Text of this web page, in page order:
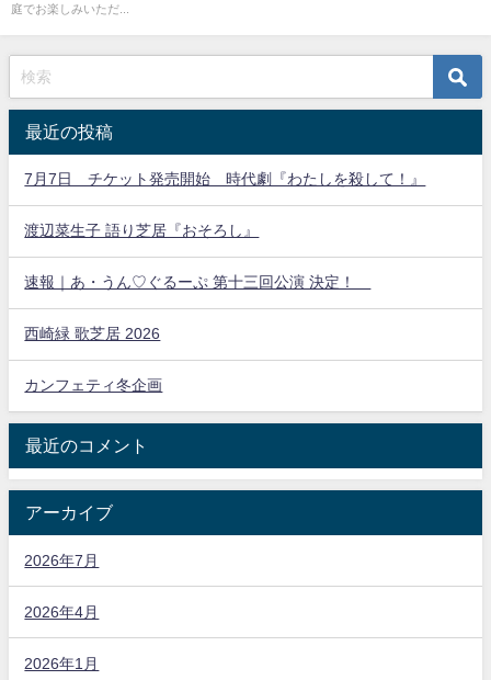
庭でお楽しみいただ...
最近の投稿
7月7日 チケット発売開始 時代劇『わたしを殺して！』
渡辺菜生子 語り芝居『おそろし』
速報｜あ・うん♡ぐるーぷ 第十三回公演 決定！
西崎緑 歌芝居 2026
カンフェティ冬企画
最近のコメント
アーカイブ
2026年7月
2026年4月
2026年1月